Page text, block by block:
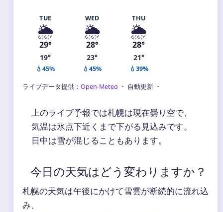
TUE
🌦️
29°
19°
💧45%
WED
🌦️
28°
23°
💧45%
THU
🌦️
28°
21°
💧39%
ライブデータ提供： Open-Meteo ・ 自動更新 ・
上のライブ予報では札幌は現在曇り空で、
気温は氷点下近くまで下がる見込みです。
日中は雪が混じることもあります。
今日の天気はどう変わりますか？
札幌の天気は午後にかけて雪雲が断続的に流れ込
み、